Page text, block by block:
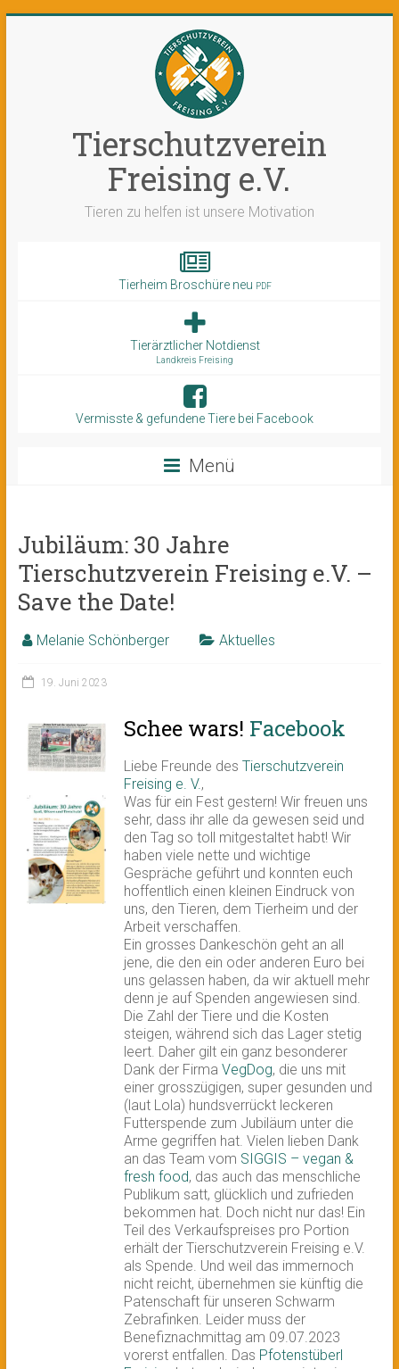
Tierschutzverein
Freising e.V.
Tieren zu helfen ist unsere Motivation
Tierheim Broschüre neu PDF
Tierärztlicher Notdienst
Landkreis Freising
Vermisste & gefundene Tiere bei Facebook
Menü
Jubiläum: 30 Jahre
Tierschutzverein Freising e.V. –
Save the Date!
Melanie Schönberger Aktuelles
19. Juni 2023
Schee wars! Facebook
Liebe Freunde des Tierschutzverein
Freising e. V.,
Was für ein Fest gestern! Wir freuen uns
sehr, dass ihr alle da gewesen seid und
den Tag so toll mitgestaltet habt! Wir
haben viele nette und wichtige
Gespräche geführt und konnten euch
hoffentlich einen kleinen Eindruck von
uns, den Tieren, dem Tierheim und der
Arbeit verschaffen.
Ein grosses Dankeschön geht an all
jene, die den ein oder anderen Euro bei
uns gelassen haben, da wir aktuell mehr
denn je auf Spenden angewiesen sind.
Die Zahl der Tiere und die Kosten
steigen, während sich das Lager stetig
leert. Daher gilt ein ganz besonderer
Dank der Firma VegDog, die uns mit
einer grosszügigen, super gesunden und
(laut Lola) hundsverrückt leckeren
Futterspende zum Jubiläum unter die
Arme gegriffen hat. Vielen lieben Dank
an das Team vom SIGGIS – vegan &
fresh food, das auch das menschliche
Publikum satt, glücklich und zufrieden
bekommen hat. Doch nicht nur das! Ein
Teil des Verkaufspreises pro Portion
erhält der Tierschutzverein Freising e.V.
als Spende. Und weil das immernoch
nicht reicht, übernehmen sie künftig die
Patenschaft für unseren Schwarm
Zebrafinken. Leider muss der
Benefiznachmittag am 09.07.2023
vorerst entfallen. Das Pfotenstüberl